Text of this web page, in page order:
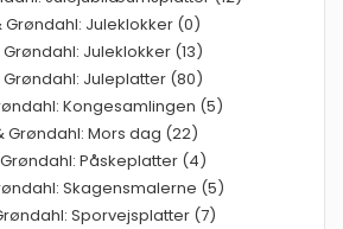
Grøndahl: Juleklokker (0)
Grøndahl: Juleklokker (13)
Grøndahl: Juleplatter (80)
Kongesamlingen (5)
Grøndahl: Mors dag (22)
Påskeplatter (4)
Skagensmalerne (5)
Sporvejsplatter (7)